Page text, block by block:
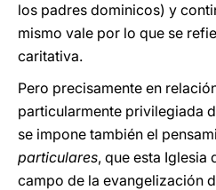
los padres dominicos) y
mismo vale por lo que se
caritativa.
Pero precisamente en
particularmente privilegiada
se impone también el
particulares, que esta Iglesia
campo de la evangelización